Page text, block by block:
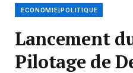
ECONOMIE|POLITIQUE
Lancement
Pilotage de